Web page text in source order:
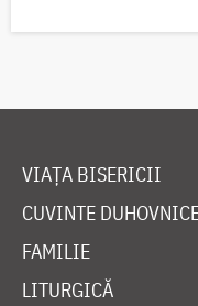
VIAȚA BISERICII
CUVINTE
FAMILIE
LITURGICĂ